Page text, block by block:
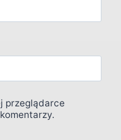
przeglądarce